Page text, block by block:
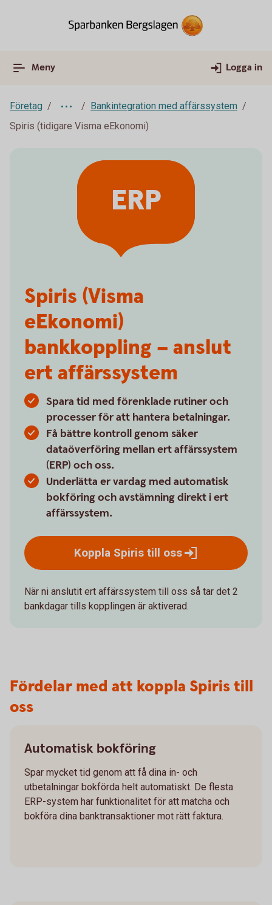
Meny Logga in
Företag
Bankintegration med affärssystem
Spiris (tidigare Visma eEkonomi)
Spiris (Visma
eEkonomi)
bankkoppling – anslut
ert affärssystem
Spara tid med förenklade rutiner och
processer för att hantera betalningar.
Få bättre kontroll genom säker
dataöverföring mellan ert affärssystem
(ERP) och oss.
Underlätta er vardag med automatisk
bokföring och avstämning direkt i ert
affärssystem.
Koppla Spiris till oss
När ni anslutit ert affärssystem till oss så tar det 2
bankdagar tills kopplingen är aktiverad.
ERP
Fördelar med att koppla Spiris till
oss
Automatisk bokföring
Spar mycket tid genom att få dina in- och
utbetalningar bokförda helt automatiskt. De flesta
ERP-system har funktionalitet för att matcha och
bokföra dina banktransaktioner mot rätt faktura.